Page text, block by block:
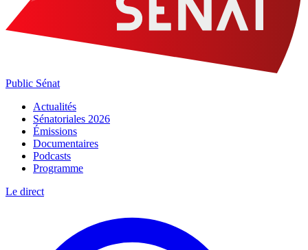
Public Sénat
Actualités
Sénatoriales 2026
Émissions
Documentaires
Podcasts
Programme
Le direct